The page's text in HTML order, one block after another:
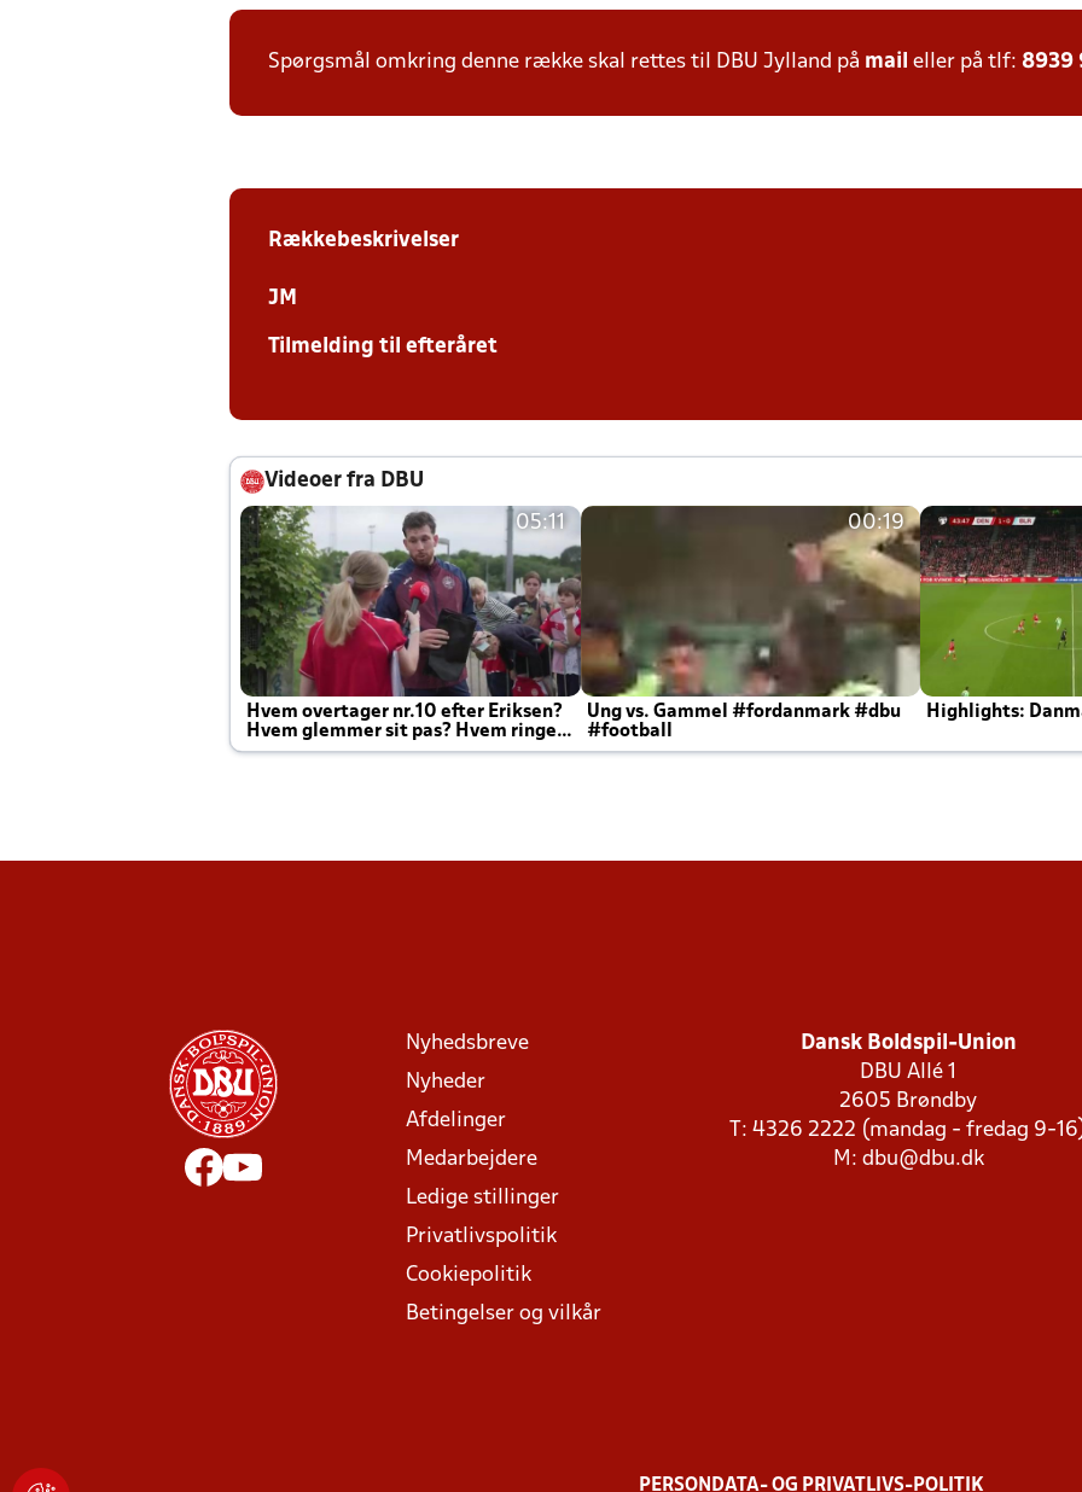
Spørgsmål omkring denne række skal rettes til DBU Jylland på mail eller på tlf: 8939
Rækkebeskrivelser
JM
Tilmelding til efteråret
Videoer fra DBU
05:11
Hvem overtager nr.10 efter Eriksen?
Hvem glemmer sit pas? Hvem ringer
Joachim altid til efter kampe?
00:19
Ung vs. Gammel #fordanmark #dbu
#football
Highlights:
Nyhedsbreve
Nyheder
Afdelinger
Medarbejdere
Ledige stillinger
Privatlivspolitik
Cookiepolitik
Betingelser og vilkår
Dansk Boldspil-Union
DBU Allé 1
2605 Brøndby
T: 4326 2222 (mandag - fredag 9-
M: dbu@dbu.dk
PERSONDATA- OG PRIVATLIVS-POLITIK